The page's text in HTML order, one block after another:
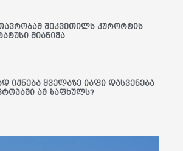
შეკვეთილს კურორტის
მიანიჭა
იქნება ყველაზე იაფი დასვენება
ამ ზაფხულს?